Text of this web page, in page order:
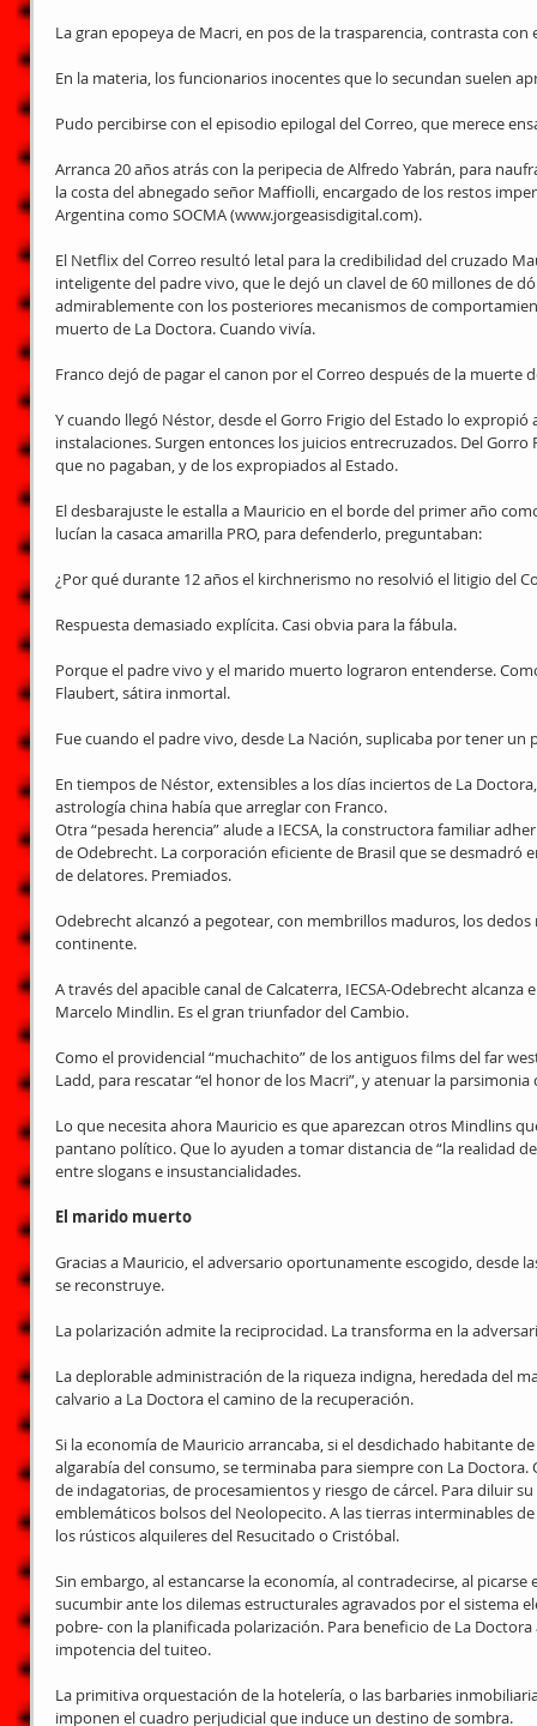
La gran epopeya de Macri, en pos de la trasparencia, contrasta
En la materia, los funcionarios inocentes que lo secundan suelen
Pudo percibirse con el episodio epilogal del Correo, que merece
Arranca 20 años atrás con la peripecia de Alfredo Yabrán, para
la costa del abnegado señor Maffiolli, encargado de los restos
Argentina como SOCMA (www.jorgeasisdigital.com).
El Netflix del Correo resultó letal para la credibilidad del cruzado
inteligente del padre vivo, que le dejó un clavel de 60 millones de
admirablemente con los posteriores mecanismos de
muerto de La Doctora. Cuando vivía.
Franco dejó de pagar el canon por el Correo después de la muerte
Y cuando llegó Néstor, desde el Gorro Frigio del Estado lo
instalaciones. Surgen entonces los juicios entrecruzados. Del
que no pagaban, y de los expropiados al Estado.
El desbarajuste le estalla a Mauricio en el borde del primer año
lucían la casaca amarilla PRO, para defenderlo, preguntaban:
¿Por qué durante 12 años el kirchnerismo no resolvió el litigio del
Respuesta demasiado explícita. Casi obvia para la fábula.
Porque el padre vivo y el marido muerto lograron entenderse.
Flaubert, sátira inmortal.
Fue cuando el padre vivo, desde La Nación, suplicaba por tener un
En tiempos de Néstor, extensibles a los días inciertos de La
astrología china había que arreglar con Franco.
Otra “pesada herencia” alude a IECSA, la constructora familiar
de Odebrecht. La corporación eficiente de Brasil que se desmadró
de delatores. Premiados.
Odebrecht alcanzó a pegotear, con membrillos maduros, los
continente.
A través del apacible canal de Calcaterra, IECSA-Odebrecht
Marcelo Mindlin. Es el gran triunfador del Cambio.
Como el providencial “muchachito” de los antiguos films del far
Ladd, para rescatar “el honor de los Macri”, y atenuar la parsimonia
Lo que necesita ahora Mauricio es que aparezcan otros Mindlins
pantano político. Que lo ayuden a tomar distancia de “la realidad
entre slogans e insustancialidades.
El marido muerto
Gracias a Mauricio, el adversario oportunamente escogido, desde
se reconstruye.
La polarización admite la reciprocidad. La transforma en la
La deplorable administración de la riqueza indigna, heredada del
calvario a La Doctora el camino de la recuperación.
Si la economía de Mauricio arrancaba, si el desdichado habitante
algarabía del consumo, se terminaba para siempre con La
de indagatorias, de procesamientos y riesgo de cárcel. Para diluir
emblemáticos bolsos del Neolopecito. A las tierras interminables
los rústicos alquileres del Resucitado o Cristóbal.
Sin embargo, al estancarse la economía, al contradecirse, al
sucumbir ante los dilemas estructurales agravados por el sistema
pobre- con la planificada polarización. Para beneficio de La
impotencia del tuiteo.
La primitiva orquestación de la hotelería, o las barbaries
imponen el cuadro perjudicial que induce un destino de sombra.